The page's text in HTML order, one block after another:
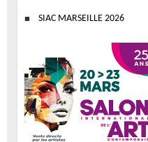
SIAC MARSEILLE 2026